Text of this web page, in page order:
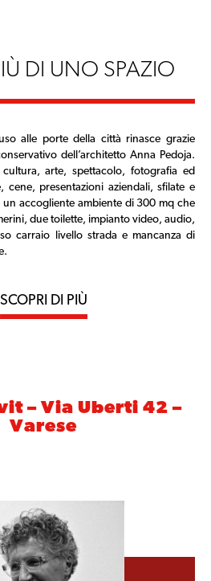
DI UNO SPAZIO
alle porte della città rinasce grazie
dell’architetto Anna Pedoja.
arte, spettacolo, fotografia ed
cene, presentazioni aziendali, sfilate e
un accogliente ambiente di 300 mq che
due toilette, impianto video, audio,
carraio livello strada e mancanza di
SCOPRI DI PIÙ
– Via Uberti 42 –
Varese